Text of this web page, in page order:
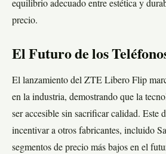
equilibrio adecuado entre estética y
precio.
El Futuro de los
El lanzamiento del ZTE Libero Flip
en la industria, demostrando que la
ser accesible sin sacrificar calidad. Este
incentivar a otros fabricantes, incluido
segmentos de precio más bajos en el